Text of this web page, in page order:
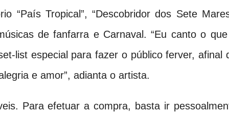
“País Tropical”, “Descobridor dos Sete
de fanfarra e Carnaval. “Eu canto o
list especial para fazer o público ferver, afinal
e amor”, adianta o artista.
Para efetuar a compra, basta ir